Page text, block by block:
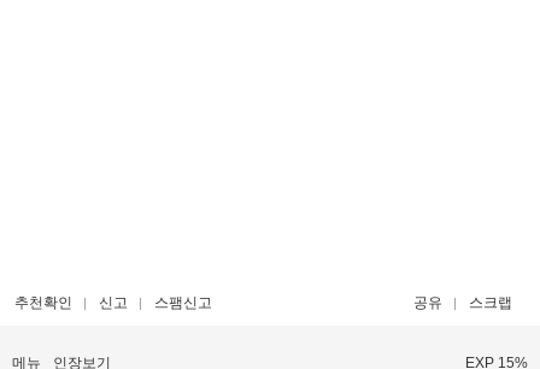
추천확인 신고 스팸신고 공유 스크랩
메뉴 인장보기 EXP 15%